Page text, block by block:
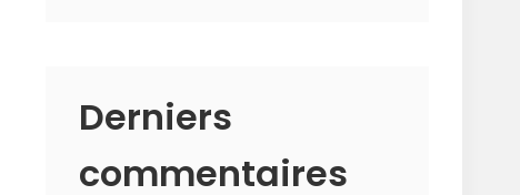
Derniers
commentaires